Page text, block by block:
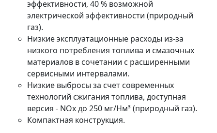
эффективности, 40 % возможной
электрической эффективности (природный
газ).
Низкие эксплуатационные расходы из-за
низкого потребления топлива и смазочных
материалов в сочетании с расширенными
сервисными интервалами.
Низкие выбросы за счет современных
технологий сжигания топлива, доступная
версия - NOx до 250 мг/Нм³ (природный газ).
Компактная конструкция.